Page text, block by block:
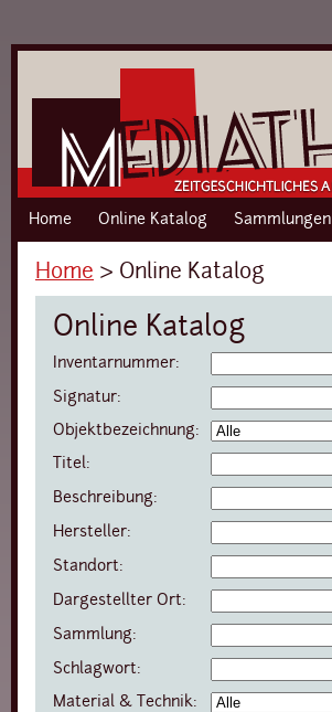
Home Online Katalog Sammlungen
Home › Online Katalog
Online Katalog
Inventarnummer:
Signatur:
Objektbezeichnung:
Titel:
Beschreibung:
Hersteller:
Standort:
Dargestellter Ort:
Sammlung:
Schlagwort:
Material & Technik: